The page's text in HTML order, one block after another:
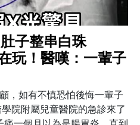
子整串白珠
玩！醫嘆：一輩子
，如有不慎恐怕後悔一輩子
院附屬兒童醫院的急診來了